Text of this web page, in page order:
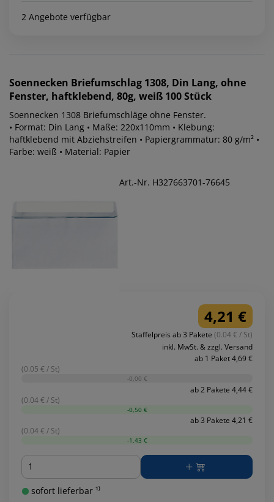
2 Angebote verfügbar
Soennecken Briefumschlag 1308, Din Lang, ohne
Fenster, haftklebend, 80g, weiß 100 Stück
Soennecken 1308 Briefumschläge ohne Fenster.
• Format: Din Lang • Maße: 220x110mm • Klebung:
haftklebend mit Abziehstreifen • Papiergrammatur: 80 g/m² •
Farbe: weiß • Material: Papier
Art.-Nr. H327663701-76645
4,21 €
Staffelpreis ab 3 Pakete (0.04 € / St)
inkl. MwSt. & zzgl. Versand
ab 1 Paket 4,69 €
(0.05 € / St)
-0,00 €
ab 2 Pakete 4,44 €
(0.04 € / St)
-0,50 €
ab 3 Pakete 4,21 €
(0.04 € / St)
-1,43 €
Menge
sofort lieferbar ¹⁾